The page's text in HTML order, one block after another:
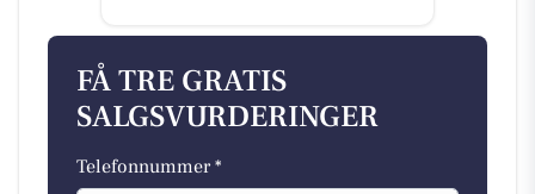
FÅ TRE GRATIS
SALGSVURDERINGER
Telefonnummer *